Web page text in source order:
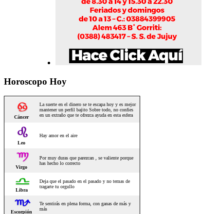
Horoscopo Hoy